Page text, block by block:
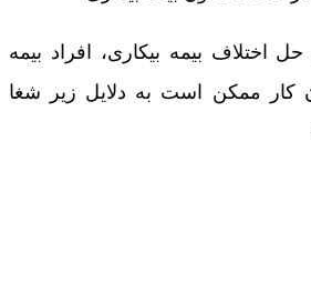
اختلاف بیمه بیکاری، افراد بیمه
ممکن است به دلایل زیر شغا